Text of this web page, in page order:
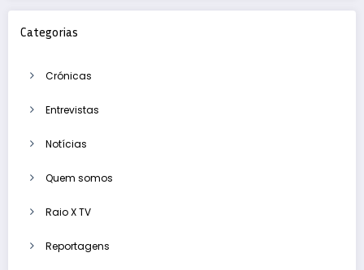
Categorias
Crónicas
Entrevistas
Notícias
Quem somos
Raio X TV
Reportagens